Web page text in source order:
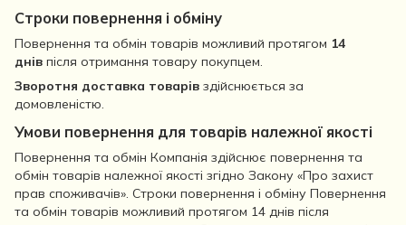
Строки повернення і обміну
Повернення та обмін товарів можливий протягом 14
днів після отримання товару покупцем.
Зворотня доставка товарів здійснюється за
домовленістю.
Умови повернення для товарів належної якості
Повернення та обмін Компанія здійснює повернення та
обмін товарів належної якості згідно Закону «Про захист
прав споживачів». Строки повернення і обміну Повернення
та обмін товарів можливий протягом 14 днів після